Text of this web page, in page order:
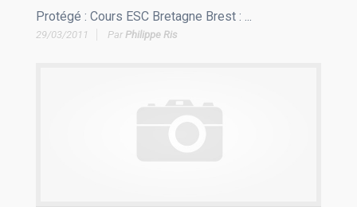
Protégé : Cours ESC Bretagne Brest : ...
29/03/2011 ParPhilippe Ris